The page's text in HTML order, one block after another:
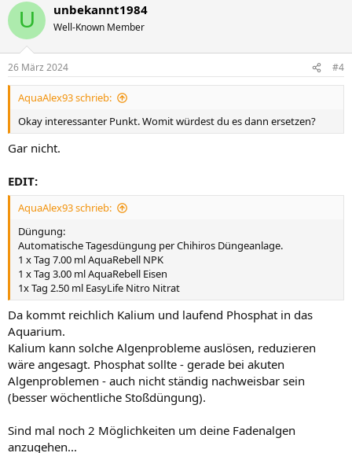
U unbekannt1984
Well-Known Member
26 März 2024 #4
AquaAlex93 schrieb:
Okay interessanter Punkt. Womit würdest du es dann ersetzen?
Gar nicht.
EDIT:
AquaAlex93 schrieb:
Düngung:
Automatische Tagesdüngung per Chihiros Düngeanlage.
1 x Tag 7.00 ml AquaRebell NPK
1 x Tag 3.00 ml AquaRebell Eisen
1x Tag 2.50 ml EasyLife Nitro Nitrat
Da kommt reichlich Kalium und laufend Phosphat in das
Aquarium.
Kalium kann solche Algenprobleme auslösen, reduzieren
wäre angesagt. Phosphat sollte - gerade bei akuten
Algenproblemen - auch nicht ständig nachweisbar sein
(besser wöchentliche Stoßdüngung).
Sind mal noch 2 Möglichkeiten um deine Fadenalgen
anzugehen...